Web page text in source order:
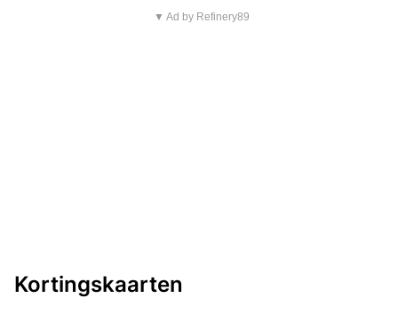
▼ Ad by Refinery89
Kortingskaarten